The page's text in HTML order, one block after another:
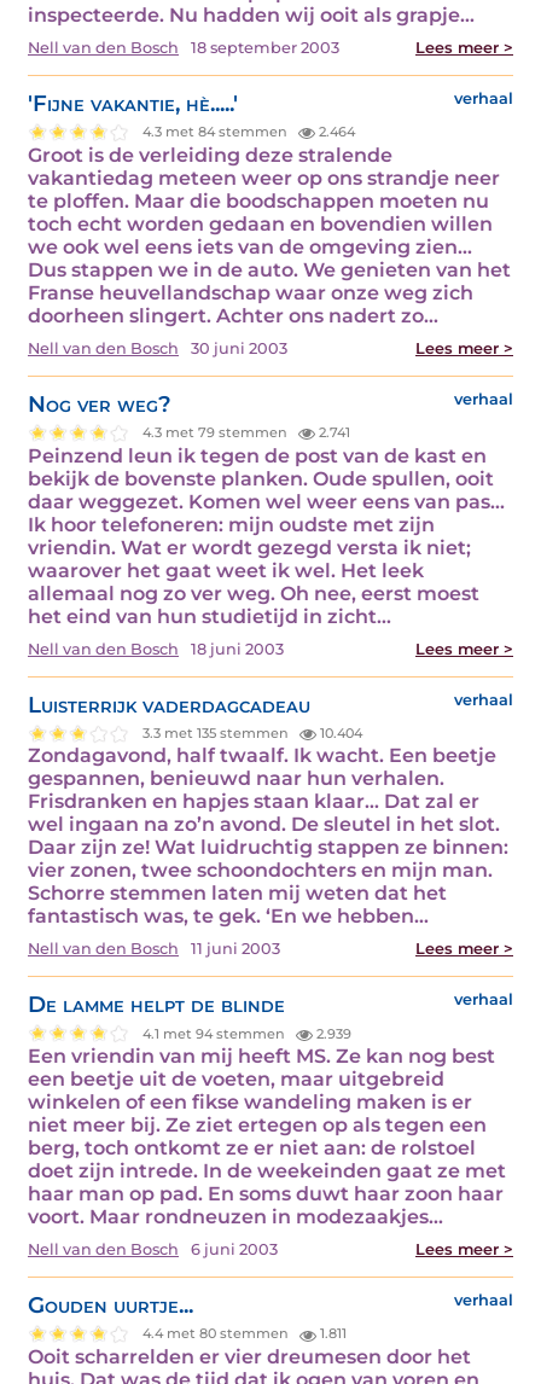
inspecteerde. Nu hadden wij ooit als grapje…
Nell van den Bosch 18 september 2003 Lees meer >
'Fijne vakantie, hè.....' verhaal
4.3 met 84 stemmen 2.464
Groot is de verleiding deze stralende
vakantiedag meteen weer op ons strandje neer
te ploffen. Maar die boodschappen moeten nu
toch echt worden gedaan en bovendien willen
we ook wel eens iets van de omgeving zien...
Dus stappen we in de auto. We genieten van het
Franse heuvellandschap waar onze weg zich
doorheen slingert. Achter ons nadert zo…
Nell van den Bosch 30 juni 2003 Lees meer >
Nog ver weg? verhaal
4.3 met 79 stemmen 2.741
Peinzend leun ik tegen de post van de kast en
bekijk de bovenste planken. Oude spullen, ooit
daar weggezet. Komen wel weer eens van pas...
Ik hoor telefoneren: mijn oudste met zijn
vriendin. Wat er wordt gezegd versta ik niet;
waarover het gaat weet ik wel. Het leek
allemaal nog zo ver weg. Oh nee, eerst moest
het eind van hun studietijd in zicht…
Nell van den Bosch 18 juni 2003 Lees meer >
Luisterrijk vaderdagcadeau verhaal
3.3 met 135 stemmen 10.404
Zondagavond, half twaalf. Ik wacht. Een beetje
gespannen, benieuwd naar hun verhalen.
Frisdranken en hapjes staan klaar… Dat zal er
wel ingaan na zo’n avond. De sleutel in het slot.
Daar zijn ze! Wat luidruchtig stappen ze binnen:
vier zonen, twee schoondochters en mijn man.
Schorre stemmen laten mij weten dat het
fantastisch was, te gek. ‘En we hebben…
Nell van den Bosch 11 juni 2003 Lees meer >
De lamme helpt de blinde verhaal
4.1 met 94 stemmen 2.939
Een vriendin van mij heeft MS. Ze kan nog best
een beetje uit de voeten, maar uitgebreid
winkelen of een fikse wandeling maken is er
niet meer bij. Ze ziet ertegen op als tegen een
berg, toch ontkomt ze er niet aan: de rolstoel
doet zijn intrede. In de weekeinden gaat ze met
haar man op pad. En soms duwt haar zoon haar
voort. Maar rondneuzen in modezaakjes…
Nell van den Bosch 6 juni 2003 Lees meer >
Gouden uurtje... verhaal
4.4 met 80 stemmen 1.811
Ooit scharrelden er vier dreumesen door het